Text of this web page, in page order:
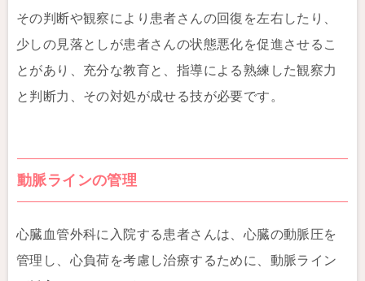
その判断や観察により患者さんの回復を左右したり、
少しの見落としが患者さんの状態悪化を促進させるこ
とがあり、充分な教育と、指導による熟練した観察力
と判断力、その対処が成せる技が必要です。
動脈ラインの管理
心臓血管外科に入院する患者さんは、心臓の動脈圧を
管理し、心負荷を考慮し治療するために、動脈ライン